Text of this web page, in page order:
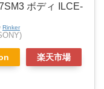
ボディ ILCE-
Rinker
楽天市場